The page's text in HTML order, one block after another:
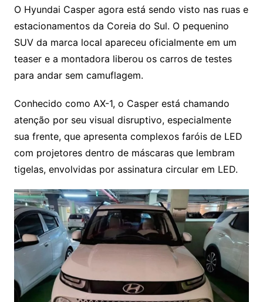
O Hyundai Casper agora está sendo visto nas ruas e
estacionamentos da Coreia do Sul. O pequenino
SUV da marca local apareceu oficialmente em um
teaser e a montadora liberou os carros de testes
para andar sem camuflagem.
Conhecido como AX-1, o Casper está chamando
atenção por seu visual disruptivo, especialmente
sua frente, que apresenta complexos faróis de LED
com projetores dentro de máscaras que lembram
tigelas, envolvidas por assinatura circular em LED.